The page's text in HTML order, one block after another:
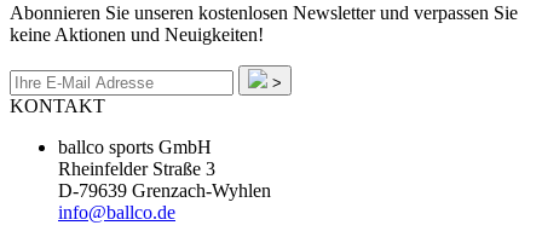
Abonnieren Sie unseren kostenlosen Newsletter und verpassen Sie
keine Aktionen und Neuigkeiten!
>
KONTAKT
ballco sports GmbH
Rheinfelder Straße 3
D-79639 Grenzach-Wyhlen
info@ballco.de